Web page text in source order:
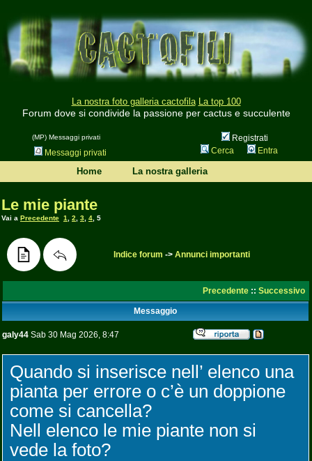
La nostra foto galleria cactofila La top 100
Forum dove si condivide la passione per cactus e succulente
(MP) Messaggi privati
Registrati
Messaggi privati
Cerca Entra
Home La nostra galleria
Le mie piante
Vai a Precedente 1 2 3 4 5
Indice forum -> Annunci importanti
Precedente :: Successivo
Messaggio
galy44 Sab 30 Mag 2026, 8:47
Quando si inserisce nell’ elenco una
pianta per errore o c’è un doppione
come si cancella?
Nell elenco le mie piante non si
vede la foto?